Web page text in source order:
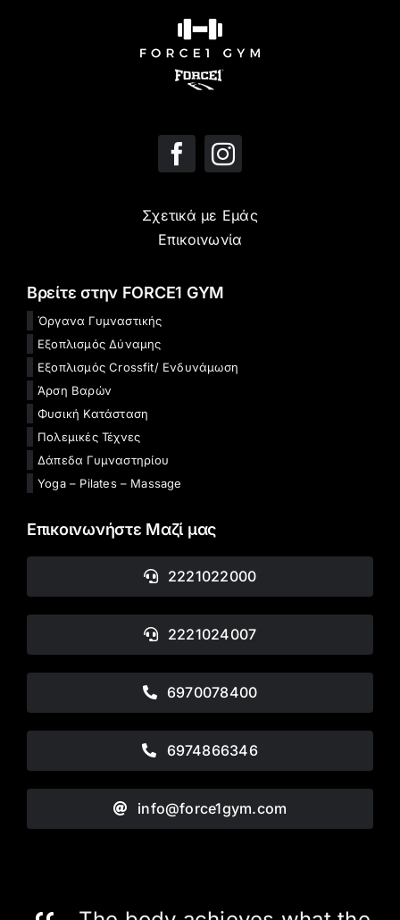
Σχετικά με Εμάς
Επικοινωνία
Βρείτε στην FORCE1 GYM
Όργανα Γυμναστικής
Εξοπλισμός Δύναμης
Εξοπλισμός Crossfit/ Ενδυνάμωση
Άρση Βαρών
Φυσική Κατάσταση
Πολεμικές Τέχνες
Δάπεδα Γυμναστηρίου
Yoga – Pilates – Massage
Επικοινωνήστε Μαζί μας
2221022000
2221024007
6970078400
6974866346
info@force1gym.com